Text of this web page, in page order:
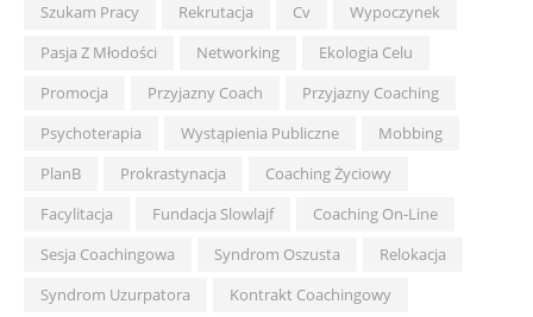
Szukam Pracy
Rekrutacja Cv
Wypoczynek
Pasja Z Młodości
Networking
Ekologia Celu
Promocja
Przyjazny Coach
Przyjazny Coaching
Psychoterapia
Wystąpienia Publiczne
Mobbing
PlanB
Prokrastynacja
Coaching Życiowy
Facylitacja
Fundacja Slowlajf
Coaching On-Line
Sesja Coachingowa
Syndrom Oszusta
Relokacja
Syndrom Uzurpatora
Kontrakt Coachingowy